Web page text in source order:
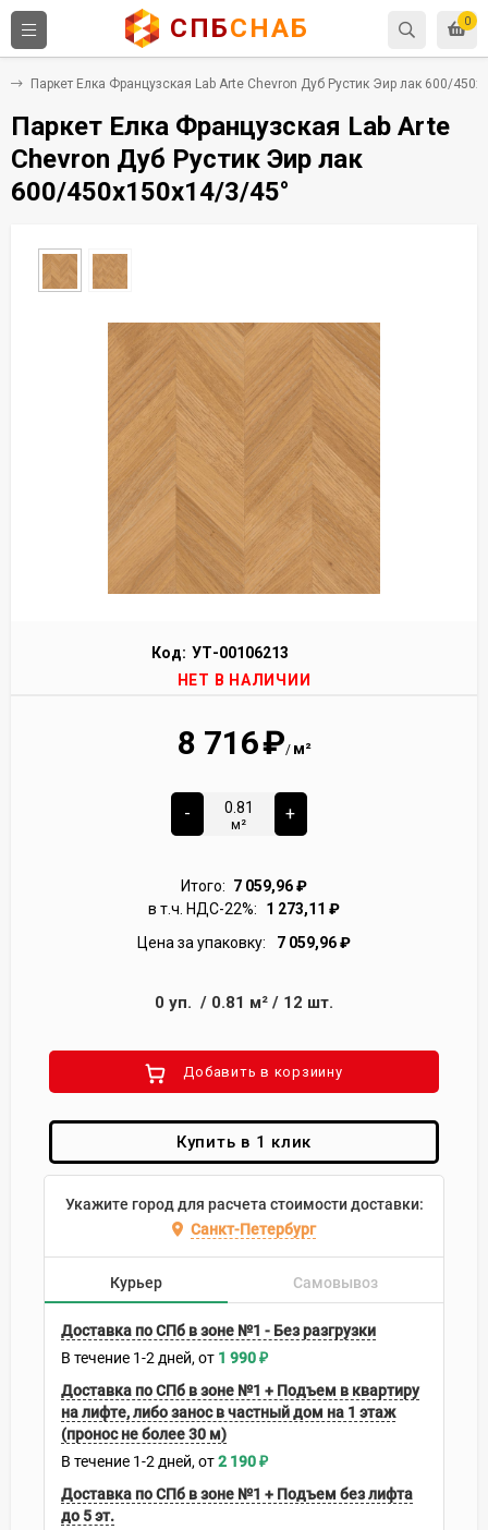
0
СПБСНАБ
Паркет Елка Французская Lab Arte Chevron Дуб Рустик Эир лак 600/
Паркет Елка Французская Lab Arte
Chevron Дуб Рустик Эир лак
600/450х150х14/3/45°
Код: УТ-00106213
НЕТ В НАЛИЧИИ
8 716₽/ м²
-
м²
+
Итого: 7 059,96₽
в т.ч. НДС-22%:
1 273,11 ₽
Цена за упаковку:
7 059,96₽
0 уп. / 0.81 м² / 12 шт.
Добавить в корзиину
Купить в 1 клик
Укажите город для расчета стоимости доставки:
Санкт-Петербург
Курьер Самовывоз
Доставка по СПб в зоне №1 - Без разгрузки
В течение 1-2 дней 1 990₽
Доставка по СПб в зоне №1 + Подъем в квартиру
на лифте, либо занос в частный дом на 1 этаж
(пронос не более 30 м)
В течение 1-2 дней 2 190₽
Доставка по СПб в зоне №1 + Подъем без лифта
до 5 эт.